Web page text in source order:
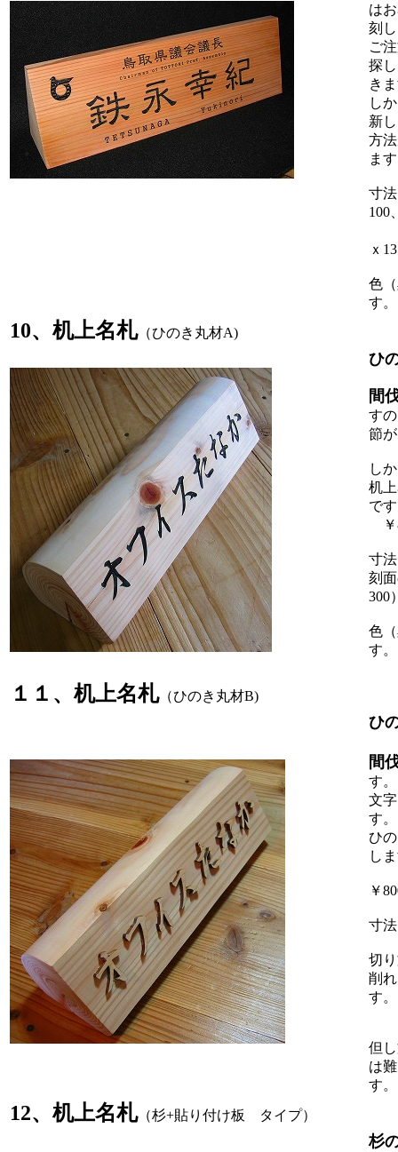
は
刻
ご
探
き
し
新
方
ま
寸
100
ｘ
色
す。
10、机上名札（ひのき丸材A)
ひ
間
す
節
し
机
で
￥
寸
刻
300
色
す。
１１、机上名札（ひのき丸材B)
ひ
間
す
文
す。
ひ
し
￥
寸
切
削
す。
但
は
す。
12、机上名札（杉+貼り付け板 タイプ）
杉